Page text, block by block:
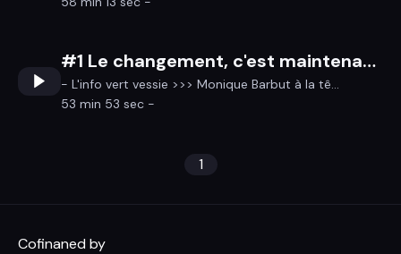
#1 Le changement, c'est maintenant ?...!
- L'info vert vessie >>> Monique Barbut à la tê...
53 min 53 sec -
1
Cofinaned by